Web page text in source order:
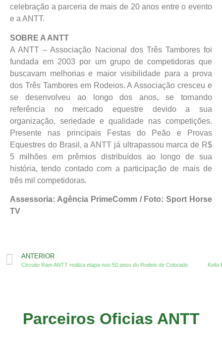
celebração a parceria de mais de 20 anos entre o evento
e a ANTT.
SOBRE A ANTT
A ANTT – Associação Nacional dos Três Tambores foi
fundada em 2003 por um grupo de competidoras que
buscavam melhorias e maior visibilidade para a prova
dos Três Tambores em Rodeios. A Associação cresceu e
se desenvolveu ao longo dos anos, se tornando
referência no mercado equestre devido a sua
organização, seriedade e qualidade nas competições.
Presente nas principais Festas do Peão e Provas
Equestres do Brasil, a ANTT já ultrapassou marca de R$
5 milhões em prêmios distribuídos ao longo de sua
história, tendo contado com a participação de mais de
três mil competidoras.
Assessoria: Agência PrimeComm / Foto: Sport Horse
TV
ANTERIOR
Circuito Ram ANTT realiza etapa nos 50 anos do Rodeio de Colorado
Parceiros Oficias ANTT